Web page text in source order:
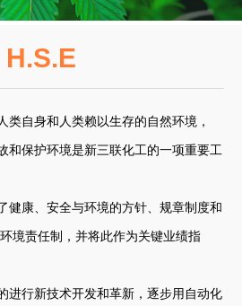
H.S.E
自身和人类赖以生存的自然环境，
和保护环境是新三联化工的一项重要工
、安全与环境的方针、规章制度和
境责任制，并将此作为关键业绩指
新技术开发和革新，逐步用自动化